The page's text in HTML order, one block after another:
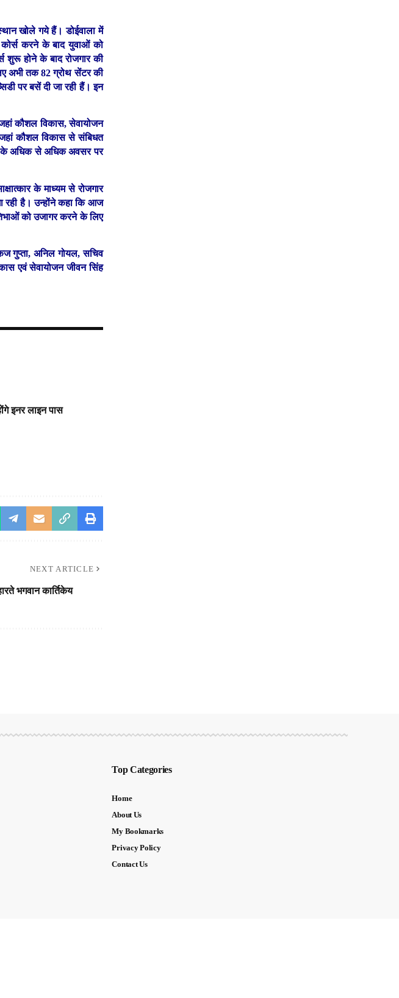
खोले गये हैं। डोईवाला में
करने के बाद युवाओं को
शुरू होने के बाद रोजगार की
अभी तक 82 ग्रोथ सेंटर की
पर बसें दी जा रही हैं। इन
कौशल विकास, सेवायोजन
जहां कौशल विकास से संबिधत
के अधिक से अधिक अवसर पर
के माध्यम से रोजगार
रही है। उन्होंने कहा कि आज
को उजागर करने के लिए
गुप्ता, अनिल गोयल, सचिव
एवं सेवायोजन जीवन सिंह
इनर लाइन पास
NEXT ARTICLE
भगवान कार्तिकेय
Top Categories
Home
About Us
My Bookmarks
Privacy Policy
Contact Us